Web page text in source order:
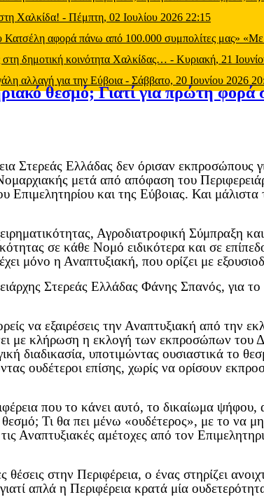
Χαλκίδα! - Πέμπτη, 02 Ιουλίου 2026 22:15
Κατσέλη αφορά πάνω από 100.000 συμπολίτες μας» «Με
δημοτική κοινότητα Χαλκίδας… - Κυριακή, 21
αλλαγή για την Εύβοια - Σάββατο, 20 Ιουνίου 2026
θεσμό; Γιατί για πρώτη φορά
Στερεάς Ελλάδας δεν όρισαν εκπροσώπους
μετά από απόφαση του
και της Εύβοιας. Και
Αγροδιατροφική Σύμπραξη
σε κάθε Νομό ειδικότερα και σε
μόνο η Αναπτυξιακή, που ορίζει με
Στερεάς Ελλάδας Φάνης Σπανός, για
να εξαιρέσεις την Αναπτυξιακή από την
με κλήρωση η εκλογή των εκπροσώπων
διαδικασία, υποτιμώντας ουσιαστικά το
ουδέτεροι επίσης, χωρίς να ορίσουν
που το κάνει αυτό, το δικαίωμα
Τι θα πει μένω «ουδέτερος», με το να
Αναπτυξιακές αμέτοχες από τον
θέσεις στην Περιφέρεια, ο ένας στηρίζει
απλά η Περιφέρεια κρατά μία